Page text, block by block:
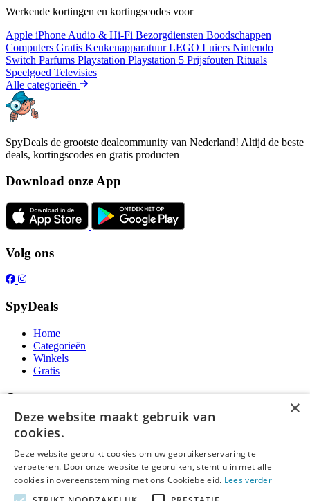
Werkende kortingen en kortingscodes voor
Apple iPhone Audio & Hi-Fi Bezorgdiensten Boodschappen
Computers Gratis KeukenapparatuurLEGO Luiers Nintendo
Switch Parfums Playstation Playstation 5 Prijsfouten Rituals
Speelgoed Televisies
Alle categorieën
SpyDeals de grootste dealcommunity van Nederland! Altijd de beste
deals, kortingscodes en gratis producten
Download onze App
Volg ons
SpyDeals
Home
Categorieën
Winkels
Gratis
Over ons
Over ons
Contact
Publicatieregels
Legal
×
Deze website maakt gebruik van
cookies.
Deze website gebruikt cookies om uw gebruikerservaring te
verbeteren. Door onze website te gebruiken, stemt u in met alle
cookies in overeenstemming met ons Cookiebeleid. Lees verder